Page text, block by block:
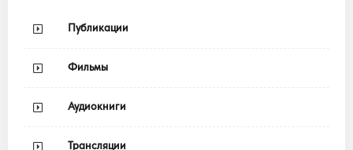
Публикации
Фильмы
Аудиокниги
Трансляции